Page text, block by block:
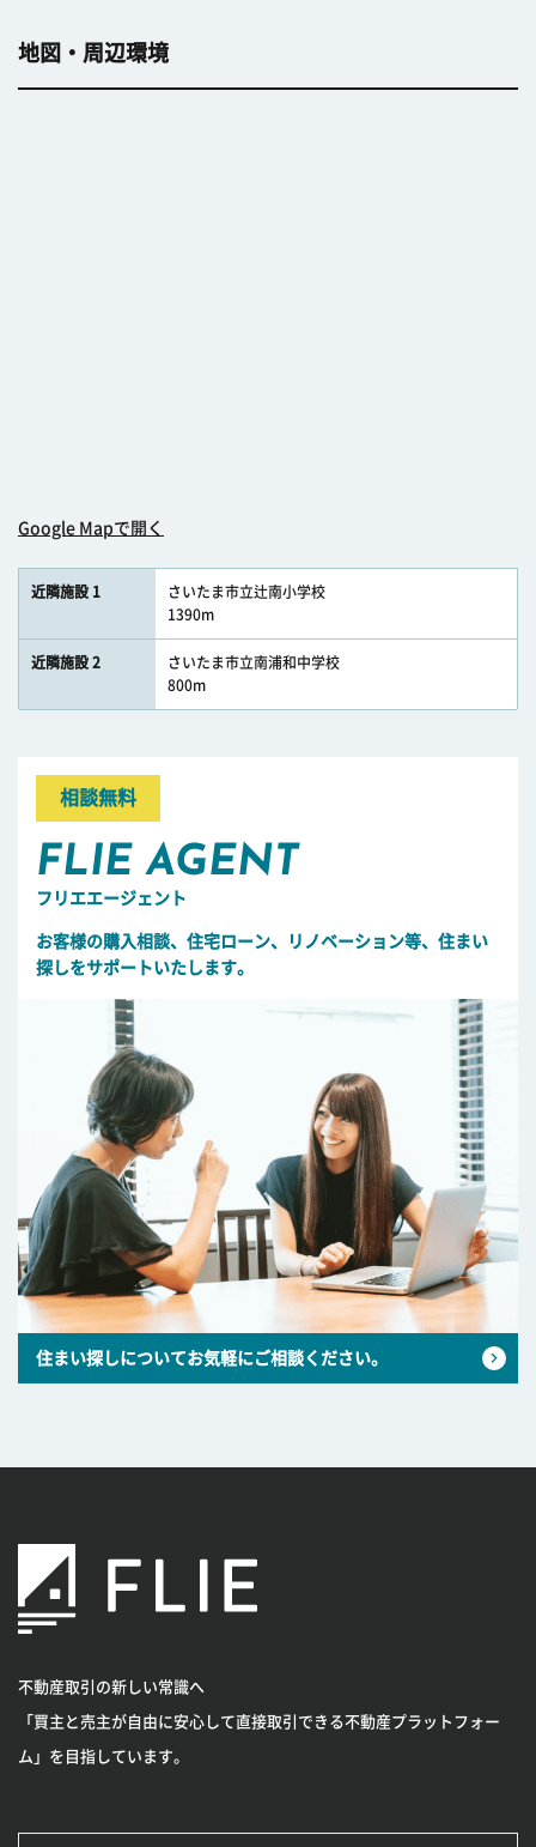
地図・周辺環境
Google Mapで開く
近隣施設 1
さいたま市立辻南小学校
1390m
近隣施設 2
さいたま市立南浦和中学校
800m
相談無料
FLIE AGENT
フリエエージェント
お客様の購入相談、住宅ローン、リノベーション等、住まい
探しをサポートいたします。
住まい探しについてお気軽にご相談ください。
不動産取引の新しい常識へ
「買主と売主が自由に安心して直接取引できる不動産プラットフォー
ム」を目指しています。